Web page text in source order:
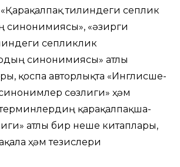
тилиндеги сеплик
«Ҳәзирги
сепликлик
синонимиясы» атлы
қоспа авторлықта «Инглисше-
сөзлиги» ҳәм
қарақалпақша-
атлы бир неше китаплары,
ҳәм тезислери